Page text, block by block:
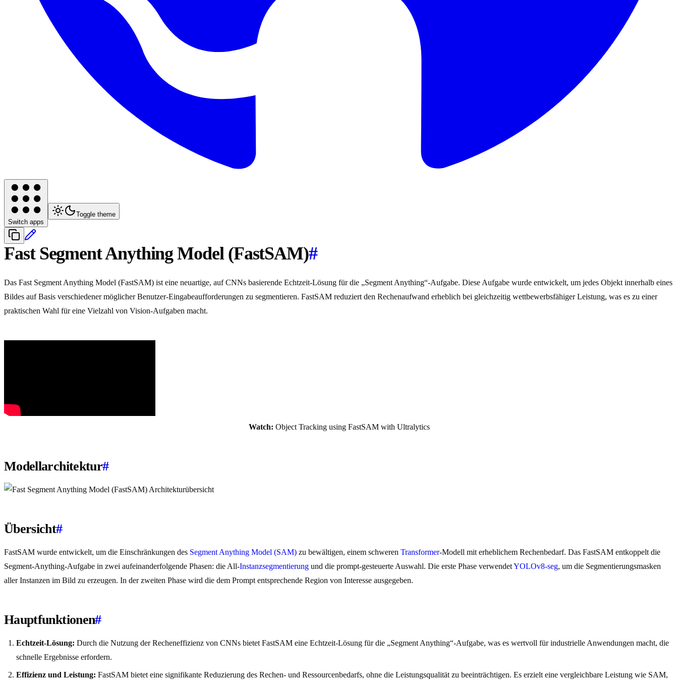
Switch apps
Toggle theme
Fast Segment Anything Model (FastSAM)#
Das Fast Segment Anything Model (FastSAM) ist eine neuartige, auf CNNs basierende Echtzeit-Lösung für die „Segment Anything“-Aufgabe. Diese Aufgabe wurde entwickelt, um jedes Objekt innerhalb eines
Bildes auf Basis verschiedener möglicher Benutzer-Eingabeaufforderungen zu segmentieren. FastSAM reduziert den Rechenaufwand erheblich bei gleichzeitig wettbewerbsfähiger Leistung, was es zu einer
praktischen Wahl für eine Vielzahl von Vision-Aufgaben macht.
Watch: Object Tracking using FastSAM with Ultralytics
Modellarchitektur#
Übersicht#
FastSAM wurde entwickelt, um die Einschränkungen des Segment Anything Model (SAM) zu bewältigen, einem schweren Transformer-Modell mit erheblichem Rechenbedarf. Das FastSAM entkoppelt die
Segment-Anything-Aufgabe in zwei aufeinanderfolgende Phasen: die All-Instanzsegmentierung und die prompt-gesteuerte Auswahl. Die erste Phase verwendetYOLOv8-seg, um die Segmentierungsmasken
aller Instanzen im Bild zu erzeugen. In der zweiten Phase wird die dem Prompt entsprechende Region von Interesse ausgegeben.
Hauptfunktionen#
Echtzeit-Lösung: Durch die Nutzung der Recheneffizienz von CNNs bietet FastSAM eine Echtzeit-Lösung für die „Segment Anything“-Aufgabe, was es wertvoll für industrielle Anwendungen macht, die
schnelle Ergebnisse erfordern.
Effizienz und Leistung: FastSAM bietet eine signifikante Reduzierung des Rechen- und Ressourcenbedarfs, ohne die Leistungsqualität zu beeinträchtigen. Es erzielt eine vergleichbare Leistung wie SAM,